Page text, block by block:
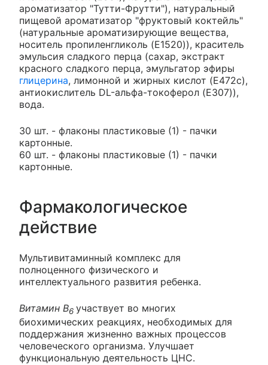
ароматизатор "Тутти-Фрутти"), натуральный
пищевой ароматизатор "фруктовый коктейль"
(натуральные ароматизирующие вещества,
носитель пропиленгликоль (E1520)), краситель
эмульсия сладкого перца (сахар, экстракт
красного сладкого перца, эмульгатор эфиры
глицерина, лимонной и жирных кислот (E472c),
антиокислитель DL-альфа-токоферол (E307)),
вода.
30 шт. - флаконы пластиковые (1) - пачки
картонные.
60 шт. - флаконы пластиковые (1) - пачки
картонные.
Фармакологическое
действие
Мультивитаминный комплекс для
полноценного физического и
интеллектуального развития ребенка.
Витамин В6 участвует во многих
биохимических реакциях, необходимых для
поддержания жизненно важных процессов
человеческого организма. Улучшает
функциональную деятельность ЦНС.